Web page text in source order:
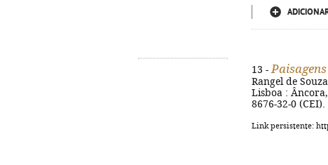
13 -
Rangel de
Lisboa :
8676-32-0
Link persistente: